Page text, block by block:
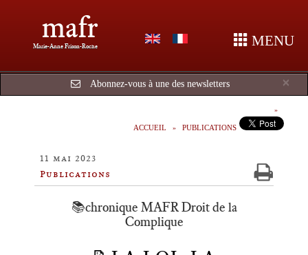
mafr
Marie-Anne Frison-Roche MENU
×
Abonnez-vous à une des newsletters
ACCUEIL PUBLICATIONS
11 mai 2023
Publications
📚chronique MAFR Droit de la
Complique